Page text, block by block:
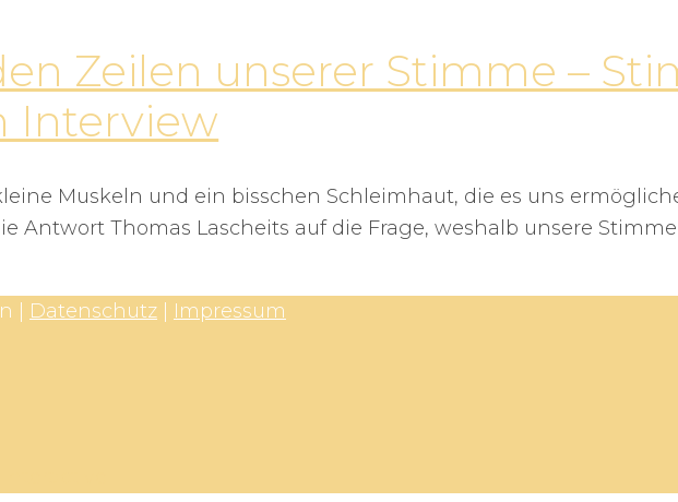
Zeilen unserer Stimme –
Interview
Muskeln und ein bisschen Schleimhaut, die es uns
Antwort Thomas Lascheits auf die Frage, weshalb unsere
| Datenschutz Impressum